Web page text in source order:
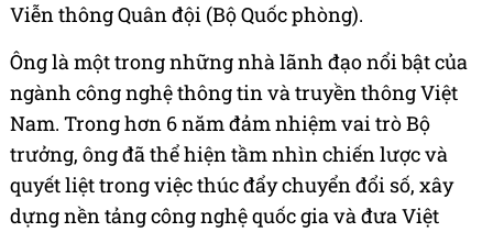
Viễn thông Quân đội (Bộ Quốc phòng).
Ông là một trong những nhà lãnh đạo nổi bật của
ngành công nghệ thông tin và truyền thông Việt
Nam. Trong hơn 6 năm đảm nhiệm vai trò Bộ
trưởng, ông đã thể hiện tầm nhìn chiến lược và
quyết liệt trong việc thúc đẩy chuyển đổi số, xây
dựng nền tảng công nghệ quốc gia và đưa Việt